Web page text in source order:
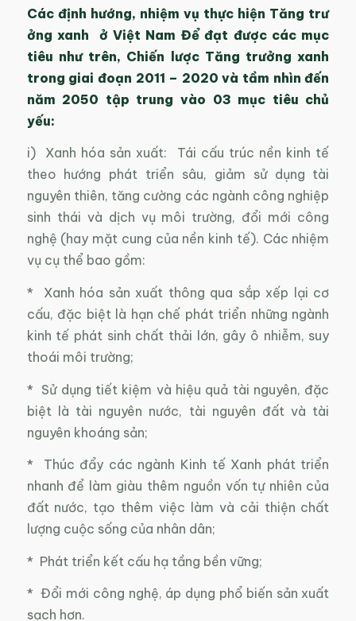
Các định hướng, nhiệm vụ thực hiện Tăng trư
ởng xanh ở Việt Nam Để đạt được các mục
tiêu như trên, Chiến lược Tăng trưởng xanh
trong giai đoạn 2011 – 2020 và tầm nhìn đến
năm 2050 tập trung vào 03 mục tiêu chủ
yếu:
i) Xanh hóa sản xuất: Tái cấu trúc nền kinh tế
theo hướng phát triển sâu, giảm sử dụng tài
nguyên thiên, tăng cường các ngành công nghiệp
sinh thái và dịch vụ môi trường, đổi mới công
nghệ (hay mặt cung của nền kinh tế). Các nhiệm
vụ cụ thể bao gồm:
* Xanh hóa sản xuất thông qua sắp xếp lại cơ
cấu, đặc biệt là hạn chế phát triển những ngành
kinh tế phát sinh chất thải lớn, gây ô nhiễm, suy
thoái môi trường;
* Sử dụng tiết kiệm và hiệu quả tài nguyên, đặc
biệt là tài nguyên nước, tài nguyên đất và tài
nguyên khoáng sản;
* Thúc đẩy các ngành Kinh tế Xanh phát triển
nhanh để làm giàu thêm nguồn vốn tự nhiên của
đất nước, tạo thêm việc làm và cải thiện chất
lượng cuộc sống của nhân dân;
* Phát triển kết cấu hạ tầng bền vững;
* Đổi mới công nghệ, áp dụng phổ biến sản xuất
sạch hơn.